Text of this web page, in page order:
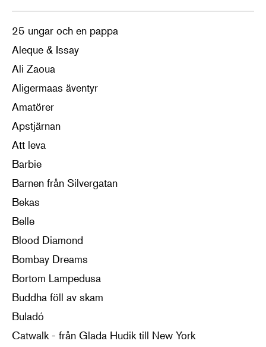
25 ungar och en pappa
Aleque & Issay
Ali Zaoua
Aligermaas äventyr
Amatörer
Apstjärnan
Att leva
Barbie
Barnen från Silvergatan
Bekas
Belle
Blood Diamond
Bombay Dreams
Bortom Lampedusa
Buddha föll av skam
Buladó
Catwalk - från Glada Hudik till New York